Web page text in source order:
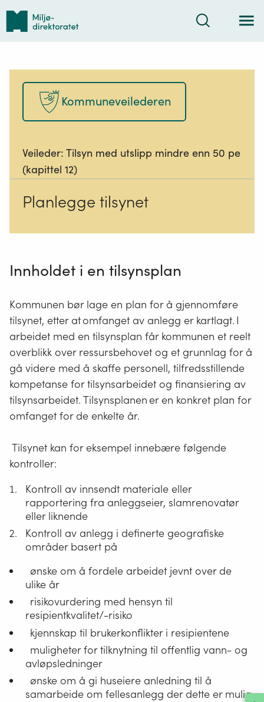
Tilbake
forsiden
Søk
Kommuneveilederen
Veileder: Tilsyn med utslipp mindre enn 50 pe
(kapittel 12)
Planlegge tilsynet
Innholdet i en tilsynsplan
Kommunen bør lage en plan for å gjennomføre
tilsynet, etter at omfanget av anlegg er kartlagt. I
arbeidet med en tilsynsplan får kommunen et reelt
overblikk over ressursbehovet og et grunnlag for å
gå videre med å skaffe personell, tilfredsstillende
kompetanse for tilsynsarbeidet og finansiering av
tilsynsarbeidet. Tilsynsplanen er en konkret plan for
omfanget for de enkelte år.
Tilsynet kan for eksempel innebære følgende
kontroller:
Kontroll av innsendt materiale eller
rapportering fra anleggseier, slamrenovatør
eller liknende
Kontroll av anlegg i definerte geografiske
områder basert på
ønske om å fordele arbeidet jevnt over de
ulike år
risikovurdering med hensyn til
resipientkvalitet/-risiko
kjennskap til brukerkonflikter i resipientene
muligheter for tilknytning til offentlig vann- og
avløpsledninger
ønske om å gi huseiere anledning til å
samarbeide om fellesanlegg der dette er mulig